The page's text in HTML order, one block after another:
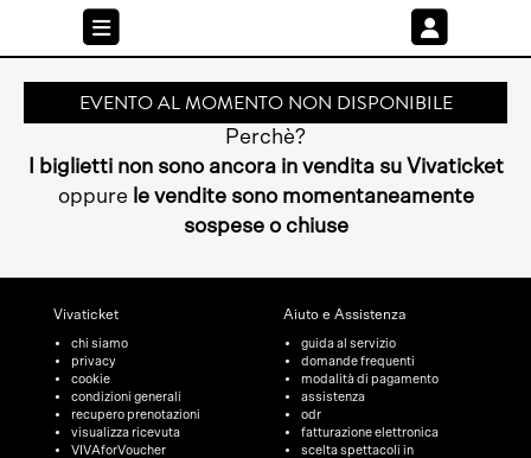
EVENTO AL MOMENTO NON DISPONIBILE
Perchè?
I biglietti non sono ancora in vendita su Vivaticket
oppure le vendite sono momentaneamente
sospese o chiuse
Vivaticket
chi siamo
privacy
cookie
condizioni generali
recupero prenotazioni
visualizza ricevuta
VIVAforVoucher
Aiuto e Assistenza
guida al servizio
domande frequenti
modalità di pagamento
assistenza
odr
fatturazione elettronica
scelta spettacoli in